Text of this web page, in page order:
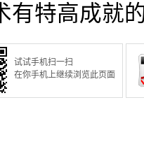
特高成就
试试手机扫一扫
在你手机上继续浏览此页面